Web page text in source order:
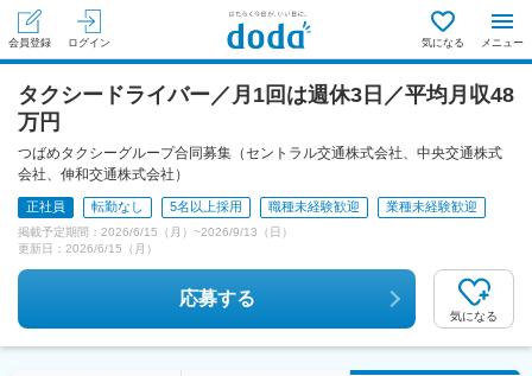
会員登録 ログイン 気になる メニュー
タクシードライバー／月1回は週休3日／平均月収48
万円
つばめタクシーグループ合同募集（セントラル交通株式会社、中央交通株式
会社、伸和交通株式会社）
正社員 転勤なし 5名以上採用 職種未経験歓迎 業種未経験歓迎
掲載予定期間： 2026/6/15（月） ~2026/9/13（日）
更新日： 2026/6/15（月）
応募する
気になる